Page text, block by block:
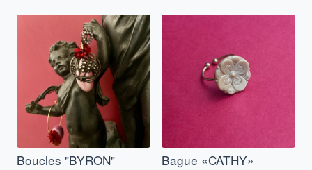
Boucles "BYRON" Bague «CATHY»